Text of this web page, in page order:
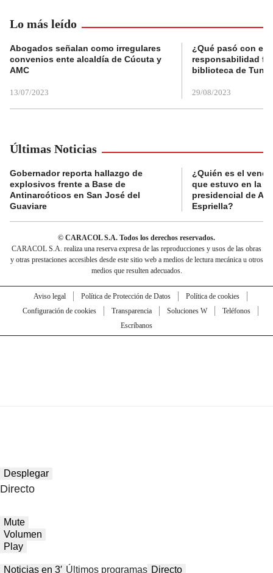
Lo más leído
Abogados señalan como irregulares
convenios ente alcaldía de Cúcuta y
AMC
13/07/2023
¿Qué pasó con el
responsabilidad
biblioteca de
29/08/2023
Últimas Noticias
Gobernador reporta hallazgo de
explosivos frente a Base de
Antinarcóticos en San José del
Guaviare
¿Quién es el
que estuvo en la
presidencial de
Espriella?
© CARACOL S.A. Todos los derechos reservados.
CARACOL S.A. realiza una reserva expresa de las reproducciones y usos de las obras
y otras prestaciones accesibles desde este sitio web a medios de lectura mecánica u otros
medios que resulten adecuados.
Aviso legal Política de Protección de Datos
Política de cookies
Configuración de cookies
Transparencia Soluciones W
Teléfonos
Escríbanos
Desplegar
Directo
Mute
Volumen
Play
Noticias en 3′ Últimos programas Directo